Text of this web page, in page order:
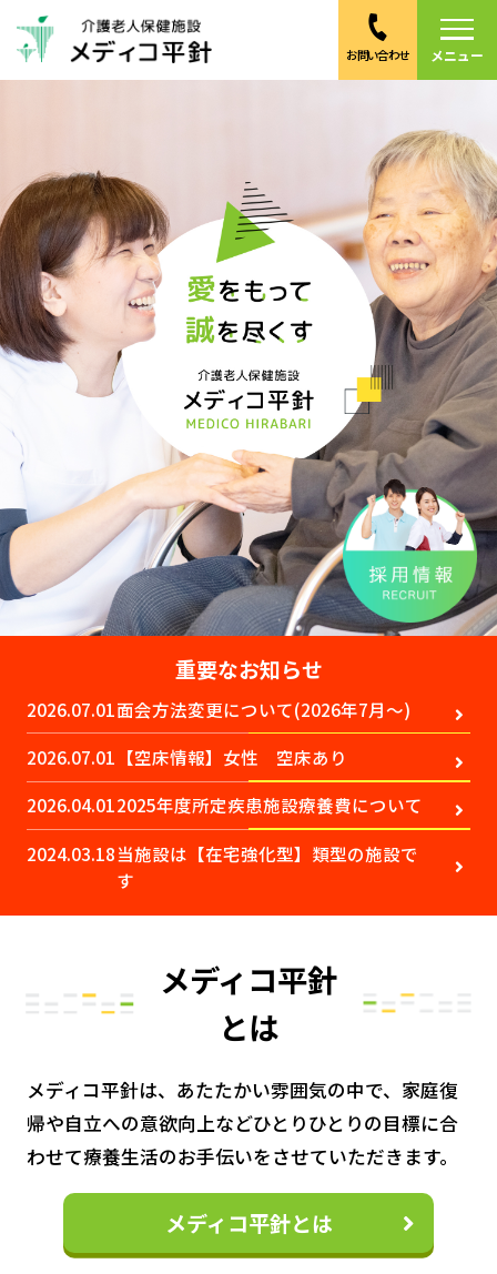
お問い合わせ メニュー
重要なお知らせ
2026.07.01面会方法変更について(2026年7月～)
2026.07.01 【空床情報】女性 空床あり
2026.04.012025年度所定疾患施設療養費について
2024.03.18当施設は【在宅強化型】類型の施設で
す
メディコ平針
とは
メディコ平針は、あたたかい雰囲気の中で、 家庭復
帰や自立への意欲向上などひとりひとりの目標に合
わせて療養生活のお手伝いをさせていただきます。
メディコ平針とは